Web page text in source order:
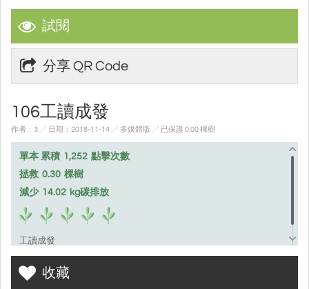
試閱
分享 QR Code
106工讀成發
作者：3 ╱ 日期：2018-11-14 ╱ 多媒體版 ╱ 已保護 0.00 棵樹
單本 累積 1,252 點擊次數
拯救 0.30 棵樹
減少 14.02 kg碳排放
工讀成發
收藏